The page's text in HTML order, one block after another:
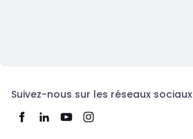
Suivez-nous sur les réseaux sociaux